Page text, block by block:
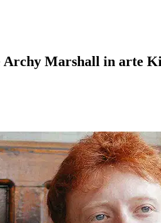
Archy Marshall in arte